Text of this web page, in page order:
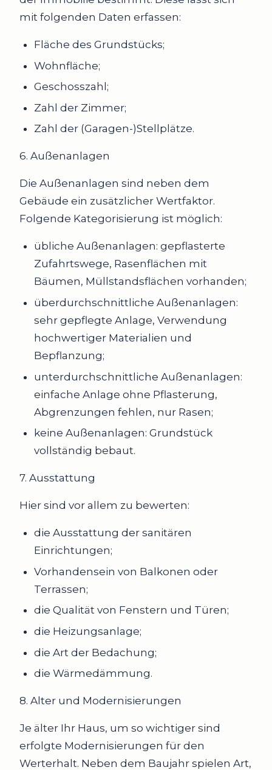
mit folgenden Daten erfassen:
Fläche des Grundstücks;
Wohnfläche;
Geschosszahl;
Zahl der Zimmer;
Zahl der (Garagen-)Stellplätze.
6. Außenanlagen
Die Außenanlagen sind neben dem
Gebäude ein zusätzlicher Wertfaktor.
Folgende Kategorisierung ist möglich:
übliche Außenanlagen: gepflasterte
Zufahrtswege, Rasenflächen mit
Bäumen, Müllstandsflächen vorhanden;
überdurchschnittliche Außenanlagen:
sehr gepflegte Anlage, Verwendung
hochwertiger Materialien und
Bepflanzung;
unterdurchschnittliche Außenanlagen:
einfache Anlage ohne Pflasterung,
Abgrenzungen fehlen, nur Rasen;
keine Außenanlagen: Grundstück
vollständig bebaut.
7. Ausstattung
Hier sind vor allem zu bewerten:
die Ausstattung der sanitären
Einrichtungen;
Vorhandensein von Balkonen oder
Terrassen;
die Qualität von Fenstern und Türen;
die Heizungsanlage;
die Art der Bedachung;
die Wärmedämmung.
8. Alter und Modernisierungen
Je älter Ihr Haus, um so wichtiger sind
erfolgte Modernisierungen für den
Werterhalt. Neben dem Baujahr spielen Art,